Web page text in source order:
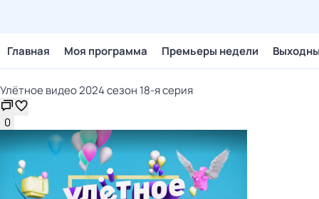
Главная Моя программа Премьеры недели
Улётное видео 2024 сезон 18-я серия
0